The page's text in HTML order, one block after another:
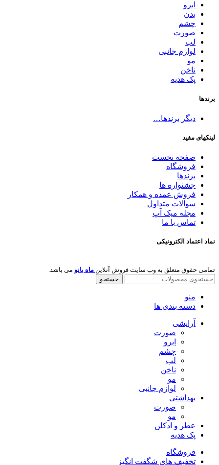
ابرو
بدن
چشم
صورت
لب
لوازم جانبی
مو
ناخن
پک هدیه
برندها
دیگر برندها…
لینکهای مفید
صفحه نخست
فروشگاه
برندها
جشنواره ها
فروش عمده و همکار
سوالات متداول
مجله میک آپ
تماس با ما
نماد اعتماد الکترونیکی
تمامی حقوق متعلق به وب سایت فروش آنلاین ماه بانو می باشد.
جستجو
منو
دسته بندی ها
آرایشی
صورت
ابرو
چشم
لب
ناخن
مو
لوازم جانبی
بهداشتی
صورت
مو
عطر و ادکلن
پک هدیه
فروشگاه
تخفیف های شگفت انگیز